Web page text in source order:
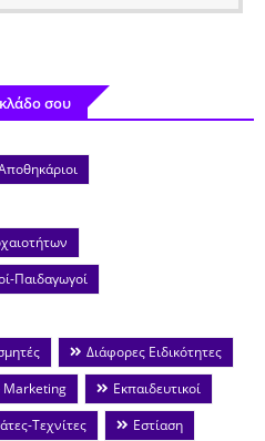
σου
Παιδαγωγοί
Διάφορες Ειδικότητες
Marketing
Εκπαιδευτικοί
Τεχνίτες Εστίαση